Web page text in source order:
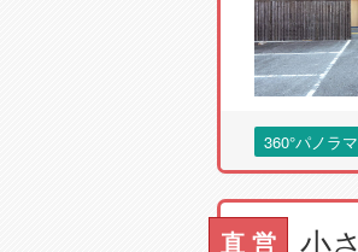
360°パノラマ
直 営